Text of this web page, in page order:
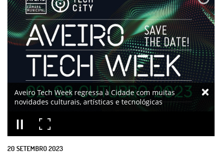
Aveiro Tech Week regressa à Cidade com muitas
novidades culturais, artísticas e tecnológicas
20 SETEMBRO2023